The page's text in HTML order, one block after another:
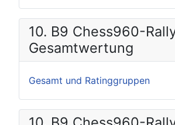
10. B9 Chess960-
Gesamtwertung
Gesamt und Ratinggruppen